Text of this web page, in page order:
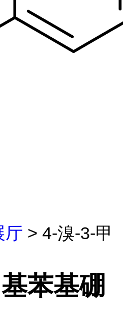
厅 > 4-溴-3-甲
苯基硼